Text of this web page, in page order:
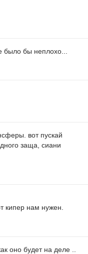
было бы неплохо...
вот пускай
заща, сиани
кипер нам нужен.
оно будет на деле ..